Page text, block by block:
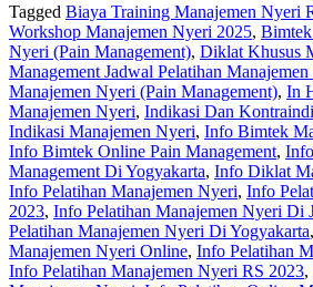
Tagged Biaya Training Manajemen Nyeri
Workshop Manajemen Nyeri 2025,
Nyeri (Pain Management), Diklat Khusus
Management Jadwal Pelatihan
Manajemen Nyeri (Pain Management), In
Manajemen Nyeri, Indikasi Dan
Indikasi Manajemen Nyeri, Info Bimtek
Info Bimtek Online Pain Management,
Management Di Yogyakarta, Info Diklat
Info Pelatihan Manajemen Nyeri, Info
2023, Info Pelatihan Manajemen Nyeri Di
Pelatihan Manajemen Nyeri Di Yogyakarta,
Manajemen Nyeri Online, Info Pelatihan
Info Pelatihan Manajemen Nyeri RS 2023,